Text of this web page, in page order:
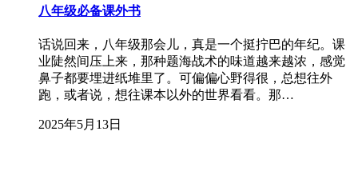
八年级必备课外书
话说回来，八年级那会儿，真是一个挺拧巴的年纪。课
业陡然间压上来，那种题海战术的味道越来越浓，感觉
鼻子都要埋进纸堆里了。可偏偏心野得很，总想往外
跑，或者说，想往课本以外的世界看看。那…
2025年5月13日